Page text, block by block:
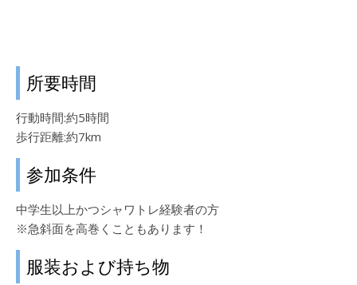
所要時間
行動時間:約5時間
歩行距離:約7km
参加条件
中学生以上かつシャワトレ経験者の方
※急斜面を高巻くこともあります！
服装および持ち物